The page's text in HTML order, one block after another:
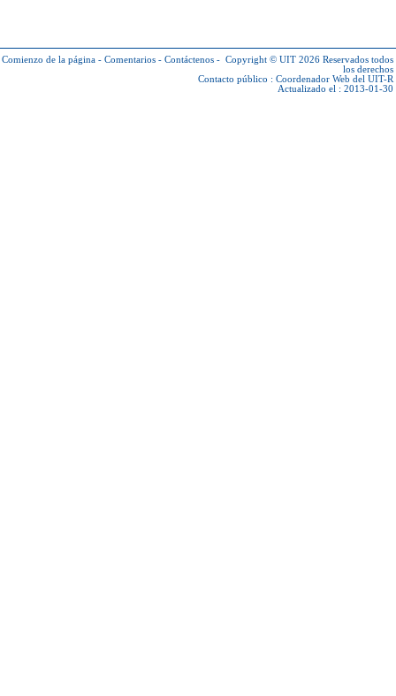
Comienzo de la página - Comentarios - Contáctenos - Copyright © UIT 2026 Reservados todos
los derechos
Contacto público : Coordenador Web del UIT-R
Actualizado el : 2013-01-30